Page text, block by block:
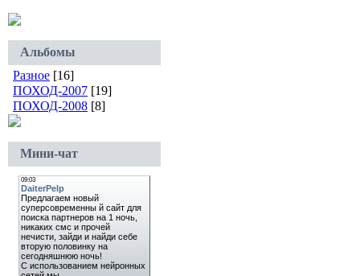
Альбомы
Разное [16]
ПОХОД-2007 [19]
ПОХОД-2008 [8]
Мини-чат